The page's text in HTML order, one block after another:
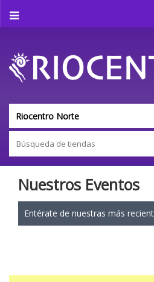
Nuestros Eventos
Entérate de nuestras más